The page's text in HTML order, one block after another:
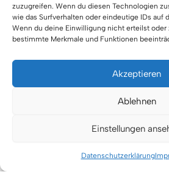
zuzugreifen. Wenn du diesen Technologien
wie das Surfverhalten oder eindeutige IDs auf
Wenn du deine Einwilligung nicht erteilst oder
bestimmte Merkmale und Funktionen
Akzeptieren
Ablehnen
Einstellungen
Datenschutzerklärung
Impressum
Datenschutz